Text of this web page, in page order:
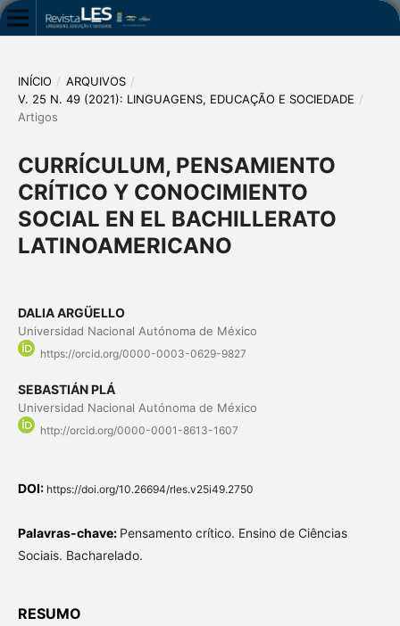
INÍCIO / ARQUIVOS /
V. 25 N. 49 (2021): LINGUAGENS, EDUCAÇÃO E SOCIEDADE /
Artigos
CURRÍCULUM, PENSAMIENTO
CRÍTICO Y CONOCIMIENTO
SOCIAL EN EL BACHILLERATO
LATINOAMERICANO
DALIA ARGÜELLO
Universidad Nacional Autónoma de México
https://orcid.org/0000-0003-0629-9827
SEBASTIÁN PLÁ
Universidad Nacional Autónoma de México
http://orcid.org/0000-0001-8613-1607
DOI: https://doi.org/10.26694/rles.v25i49.2750
Palavras-chave: Pensamento crítico. Ensino de Ciências
Sociais. Bacharelado.
RESUMO